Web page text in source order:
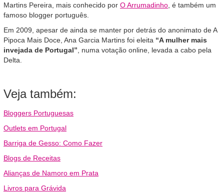
Martins Pereira, mais conhecido por O Arrumadinho , é também um
famoso blogger português.
Em 2009, apesar de ainda se manter por detrás do anonimato de A
Pipoca Mais Doce, Ana Garcia Martins foi eleita “A mulher mais
invejada de Portugal” , numa votação online, levada a cabo pela
Delta.
Veja também:
Bloggers Portuguesas
Outlets em Portugal
Barriga de Gesso: Como Fazer
Blogs de Receitas
Alianças de Namoro em Prata
Livros para Grávida